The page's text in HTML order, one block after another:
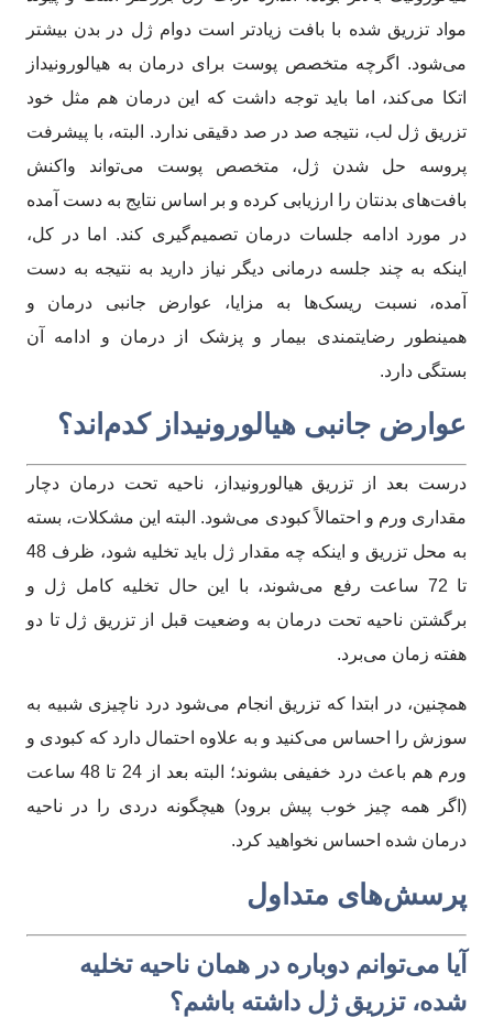
مواد تزریق شده با بافت زیادتر است دوام ژل در بدن بیشتر
می‌شود. اگرچه متخصص پوست برای درمان به هیالورونیداز
اتکا می‌کند، اما باید توجه داشت که این درمان هم مثل خود
تزریق ژل لب، نتیجه صد در صد دقیقی ندارد. البته، با پیشرفت
پروسه حل شدن ژل، متخصص پوست می‌تواند واکنش
بافت‌های بدنتان را ارزیابی کرده و بر اساس نتایج به دست آمده
در مورد ادامه جلسات درمان تصمیم‌گیری کند. اما در کل،
اینکه به چند جلسه درمانی دیگر نیاز دارید به نتیجه به دست
آمده، نسبت ریسک‌ها به مزایا، عوارض جانبی درمان و
همینطور رضایتمندی بیمار و پزشک از درمان و ادامه آن
بستگی دارد.
عوارض جانبی هیالورونیداز کدم‌اند؟
درست بعد از تزریق هیالورونیداز، ناحیه تحت درمان دچار
مقداری ورم و احتمالاً کبودی می‌شود. البته این مشکلات، بسته
به محل تزریق و اینکه چه مقدار ژل باید تخلیه شود، ظرف 48
تا 72 ساعت رفع می‌شوند، با این حال تخلیه کامل ژل و
برگشتن ناحیه تحت درمان به وضعیت قبل از تزریق ژل تا دو
هفته زمان می‌برد.
همچنین، در ابتدا که تزریق انجام می‌شود درد ناچیزی شبیه به
سوزش را احساس می‌کنید و به علاوه احتمال دارد که کبودی و
ورم هم باعث درد خفیفی بشوند؛ البته بعد از 24 تا 48 ساعت
(اگر همه چیز خوب پیش برود) هیچگونه دردی را در ناحیه
درمان شده احساس نخواهید کرد.
پرسش‌های متداول
آیا می‌توانم دوباره در همان ناحیه تخلیه
شده، تزریق ژل داشته باشم؟